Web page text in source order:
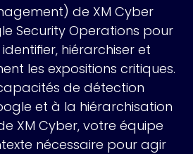
de XM Cyber
Security Operations pour
hiérarchiser et
les expositions critiques.
de détection
et à la hiérarchisation
XM Cyber, votre équipe
nécessaire pour agir